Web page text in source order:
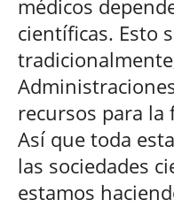
médicos
científicas. Esto
recursos para
Así que toda
las sociedades
estamos